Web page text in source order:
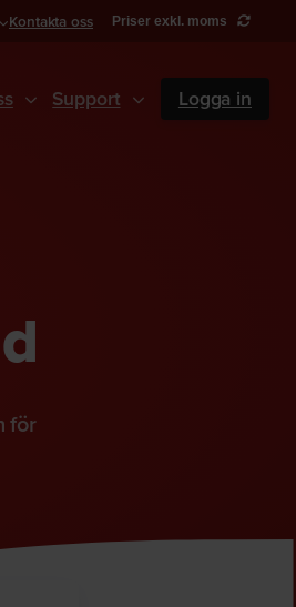
Kontakta oss Priser exkl. moms
Support Logga in
för